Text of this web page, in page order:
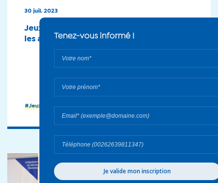
#Jeux des îles
30 juil. 2023
Jeux des îles : premier regroupement pour
les athlètes - 2023
En savoir plus